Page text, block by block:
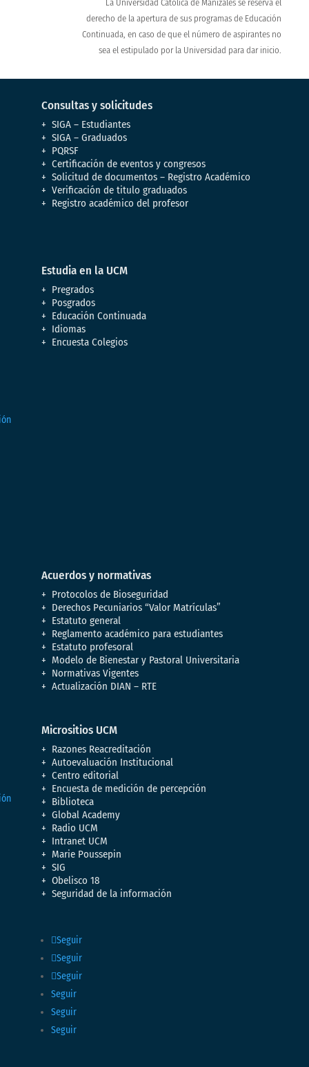
La Universidad Católica de Manizales se reserva el
derecho de la apertura de sus programas de Educación
Continuada, en caso de que el número de aspirantes no
sea el estipulado por la Universidad para dar inicio.
Consultas y solicitudes
SIGA – Estudiantes
SIGA – Graduados
PQRSF
Certificación de eventos y congresos
Solicitud de documentos – Registro Académico
Verificación de titulo graduados
Registro académico del profesor
Estudia en la UCM
Pregrados
Posgrados
Educación Continuada
Idiomas
Encuesta Colegios
Acuerdos y normativas
Protocolos de Bioseguridad
Derechos Pecuniarios “Valor Matrículas”
Estatuto general
Reglamento académico para estudiantes
Estatuto profesoral
Modelo de Bienestar y Pastoral Universitaria
Normativas Vigentes
Actualización DIAN – RTE
Micrositios UCM
Razones Reacreditación
Autoevaluación Institucional
Centro editorial
Encuesta de medición de percepción
Biblioteca
Global Academy
Radio UCM
Intranet UCM
Marie Poussepin
SIG
Obelisco 18
Seguridad de la información
Seguir
Seguir
Seguir
Seguir
Seguir
Seguir